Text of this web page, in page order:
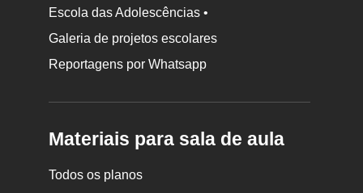
Escola das Adolescências •
Galeria de projetos escolares
Reportagens por Whatsapp
Materiais para sala de aula
Todos os planos